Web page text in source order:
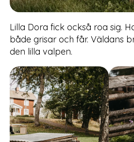
Lilla Dora fick också roa sig.
både grisar och får. Väldans
den lilla valpen.